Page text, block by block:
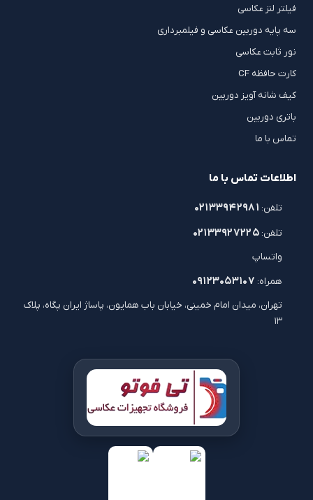
فیلتر لنز عکاسی
سه پایه دوربین عکاسی و فیلمبرداری
نور ثابت عکاسی
کارت حافظه CF
کیف شانه آویز دوربین
باتری دوربین
تماس با ما
اطلاعات تماس با ما
تلفن: ۰۲۱۳۳۹۴۲۹۸۱
تلفن: ۰۲۱۳۳۹۲۷۲۲۵
واتساپ
همراه: ۰۹۱۲۳۰۵۳۱۰۷
تهران، میدان امام خمینی، خیابان باب همایون، پاساژ ایران پگاه، پلاک
۱۳